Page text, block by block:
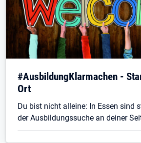
#AusbildungKlarmachen -
Ort
Du bist nicht alleine: In Essen sind
der Ausbildungssuche an deiner